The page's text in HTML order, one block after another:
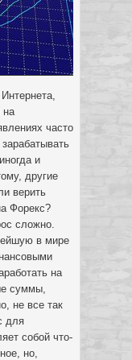
на
часто
и
другие
верить
Форекс?
сложно.
в мире
на
суммы,
не все так
для
собой что-
но,